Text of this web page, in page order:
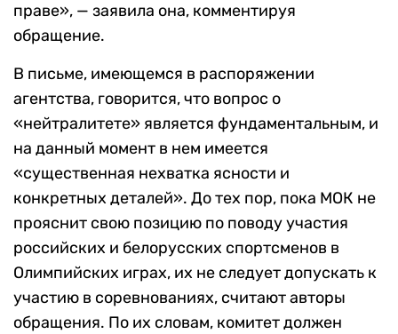
праве», — заявила она, комментируя
обращение.
В письме, имеющемся в распоряжении
агентства, говорится, что вопрос о
«нейтралитете» является фундаментальным, и
на данный момент в нем имеется
«существенная нехватка ясности и
конкретных деталей». До тех пор, пока МОК не
прояснит свою позицию по поводу участия
российских и белорусских спортсменов в
Олимпийских играх, их не следует допускать к
участию в соревнованиях, считают авторы
обращения. По их словам, комитет должен